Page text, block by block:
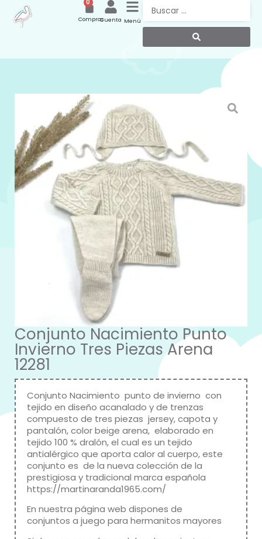
Menú
Cuenta
0
Compras
Conjunto Nacimiento Punto
Invierno Tres Piezas Arena
12281
Conjunto Nacimiento punto de invierno con
tejido en diseño acanalado y de trenzas
compuesto de tres piezas jersey, capota y
pantalón, color beige arena, elaborado en
tejido 100 % dralón, el cual es un tejido
antialérgico que aporta calor al cuerpo, este
conjunto es de la nueva colección de la
prestigiosa y tradicional marca española
https://martinaranda1965.com/
En nuestra página web dispones de
conjuntos a juego para hermanitos mayores